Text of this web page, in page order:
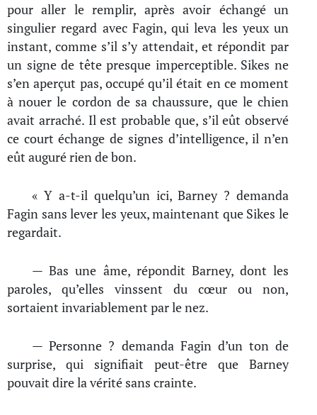
pour aller le remplir, après avoir échangé un
singulier regard avec Fagin, qui leva les yeux un
instant, comme s’il s’y attendait, et répondit par
un signe de tête presque imperceptible. Sikes ne
s’en aperçut pas, occupé qu’il était en ce moment
à nouer le cordon de sa chaussure, que le chien
avait arraché. Il est probable que, s’il eût observé
ce court échange de signes d’intelligence, il n’en
eût auguré rien de bon.
« Y a-t-il quelqu’un ici, Barney ? demanda
Fagin sans lever les yeux, maintenant que Sikes le
regardait.
— Bas une âme, répondit Barney, dont les
paroles, qu’elles vinssent du cœur ou non,
sortaient invariablement par le nez.
— Personne ? demanda Fagin d’un ton de
surprise, qui signifiait peut-être que Barney
pouvait dire la vérité sans crainte.